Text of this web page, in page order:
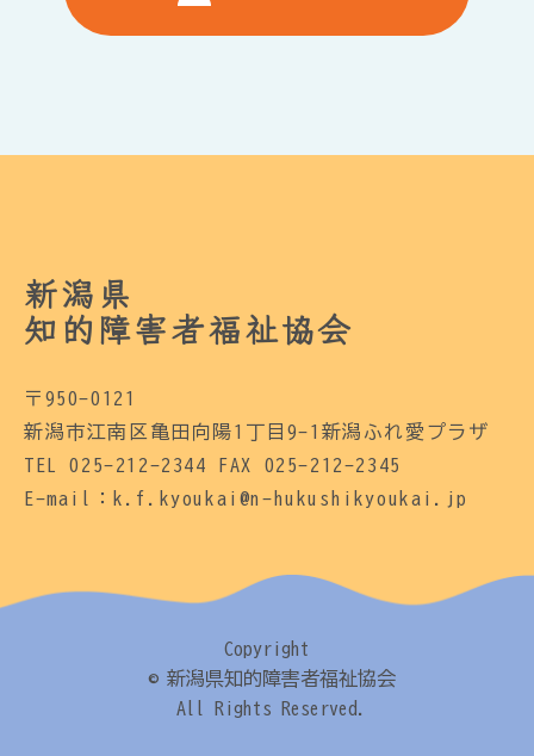
新潟県
知的障害者福祉協会
〒950-0121
新潟市江南区亀田向陽1丁目9-1新潟ふれ愛プラザ
TEL 025-212-2344 FAX 025-212-2345
E-mail：k.f.kyoukai@n-hukushikyoukai.jp
Copyright
© 新潟県知的障害者福祉協会
All Rights Reserved.